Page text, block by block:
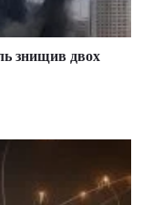
знищив двох